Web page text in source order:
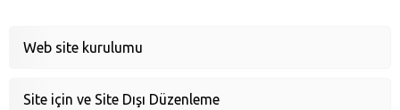
Web site kurulumu
Site için ve Site Dışı Düzenleme